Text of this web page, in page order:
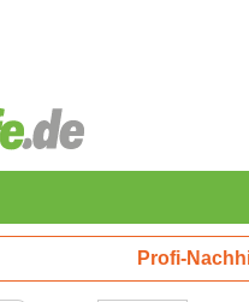
Profi-